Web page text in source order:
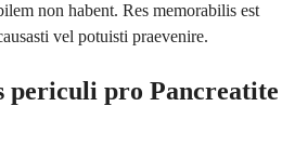
non habent. Res memorabilis est
vel potuisti praevenire.
periculi pro Pancreatite